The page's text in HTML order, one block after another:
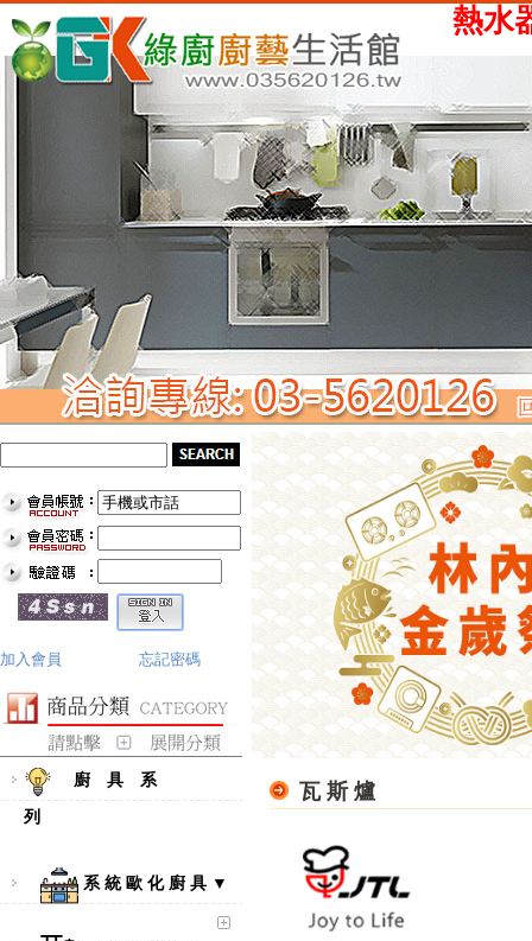
熱水器、瓦斯爐
加入會員 忘記密碼
廚 具 系
列
系 統 歐 化 廚 具 ▼
瓦 斯 爐